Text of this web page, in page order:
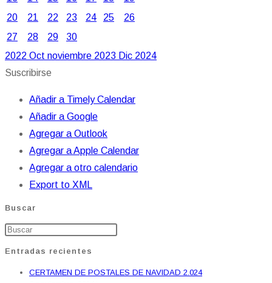
20
21 22 23 24 25
26
27
28 29
30
2022 Oct noviembre 2023 Dic 2024
Suscribirse
Añadir a Timely Calendar
Añadir a Google
Agregar a Outlook
Agregar a Apple Calendar
Agregar a otro calendario
Export to XML
Buscar
Entradas recientes
CERTAMEN DE POSTALES DE NAVIDAD 2.024